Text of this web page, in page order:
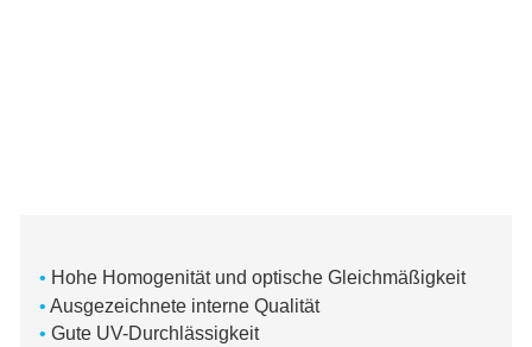
• Hohe Homogenität und optische Gleichmäßigkeit
• Ausgezeichnete interne Qualität
• Gute UV-Durchlässigkeit